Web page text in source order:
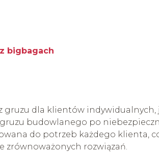
bigbagach
gruzu dla klientów indywidualnych,
budowlanego po
do potrzeb każdego klienta,
zrównoważonych rozwiązań.